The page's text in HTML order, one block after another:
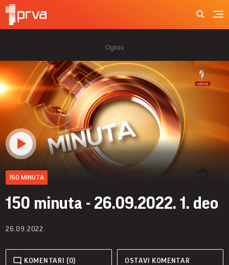
150 MINUTA
150 minuta - 26.09.2022. 1. deo
26.09.2022.
KOMENTARI (0) OSTAVI KOMENTAR